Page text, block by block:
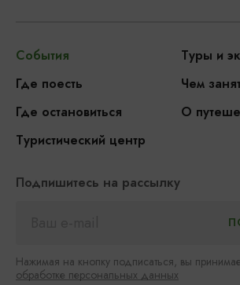
События
Туры и
Где поесть
Чем
Где остановиться
О
Туристический центр
Подпишитесь на рассылку
Нажимая на кнопку подписаться, вы
обработке персональных данных